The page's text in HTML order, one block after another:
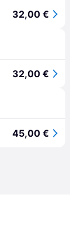
32,00 €
32,00 €
45,00 €